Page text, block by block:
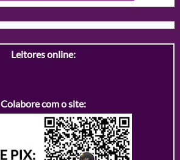
Leitores online:
Colabore com o site: